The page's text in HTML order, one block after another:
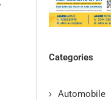
Categories
Automobile